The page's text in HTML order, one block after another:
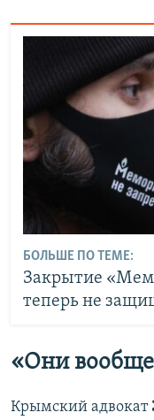
БОЛЬШЕ ПО ТЕМЕ:
Закрытие
теперь не
«Они
Крымский адвокат